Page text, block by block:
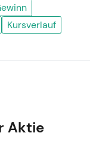
Kursverlauf
Aktie